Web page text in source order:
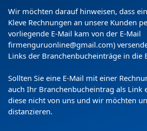
bei uns im Haus gedruckt und
weiterverarbeitet, da wir über
Knowhow verfügen.
Haben Sie noch Fragen, zögern
anzurufen und einen Termin zu
Wir beraten Sie gerne vor Ort.
Es würde uns freuen, in Zukunft
Copyright (c) 2024 by Firmenguru
Wir möchten darauf hinweisen, dass
Kleve Rechnungen an unsere Kunden
vorliegende E-Mail kam von der E-Mail
firmenguruonline@gmail.com)
Links der Branchenbucheinträge in die
Sollten Sie eine E-Mail mit einer
auch Ihr Branchenbucheintrag als Link
diese nicht von uns und wir möchten
distanzieren.